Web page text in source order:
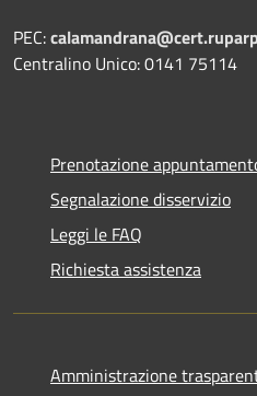
PEC:
Centralino Unico: 0141 75114
Prenotazione
Segnalazione disservizio
Leggi le FAQ
Richiesta assistenza
Amministrazione